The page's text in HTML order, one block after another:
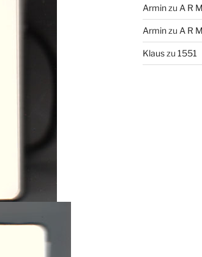
Arminzu A R
Arminzu A R
Klauszu 1551